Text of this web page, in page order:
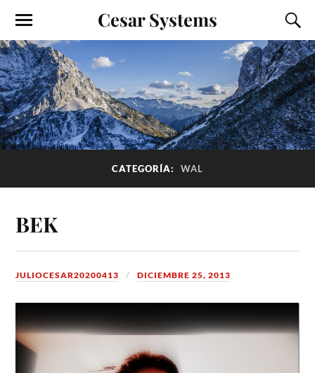
Cesar Systems
CATEGORÍA: WAL
BEK
JULIOCESAR20200413 DICIEMBRE 25, 2013